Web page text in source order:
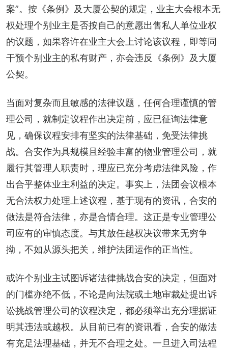
案”。按《条例》及大厦公契的规定，业主大会根本无
权处理个别业主是否按自己的意愿出售私人单位业权
的议题，如果容许在业主大会上讨论该议程，即等同
干预个别业主的私有财产，亦会违反《条例》及大厦
公契。
当面对复杂而且敏感的法律议题，任何合理谨慎的管
理公司，就制定议程作出决定前，应已征询法律意
见，确保议程安排有坚实的法律基础，免受法律挑
战。合安作为具规模且经验丰富的物业管理公司，就
履行其管理人职责时，理应已充分考虑法律风险，作
出合乎整体业主利益的决定。事实上，法团会议根本
无合法权力处理上述议程，基于现有的资讯，合安的
做法是符合法律，亦是合情合理。这正是专业管理公
司应有的审慎态度。与其放任越权决议带来无穷争
拗，不如从源头把关，维护法团运作的正当性。
或许个别业主试图诉诸法律挑战合安的决定，但面对
的门槛亦绝不低，不论是向法院或土地审裁处提出诉
讼挑战管理公司的议程决定，都必须举出充分理据证
明其违法或越权。从目前已有的资讯看，合安的做法
有充足法理基础，并无不合理之处。一旦进入司法程